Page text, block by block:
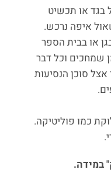
או תכשיט
איפה נרכש.
או בבית הספר
שמחכים וכל דבר
סוכן הנסיעות
כמו פוליטיקה.
במידה.